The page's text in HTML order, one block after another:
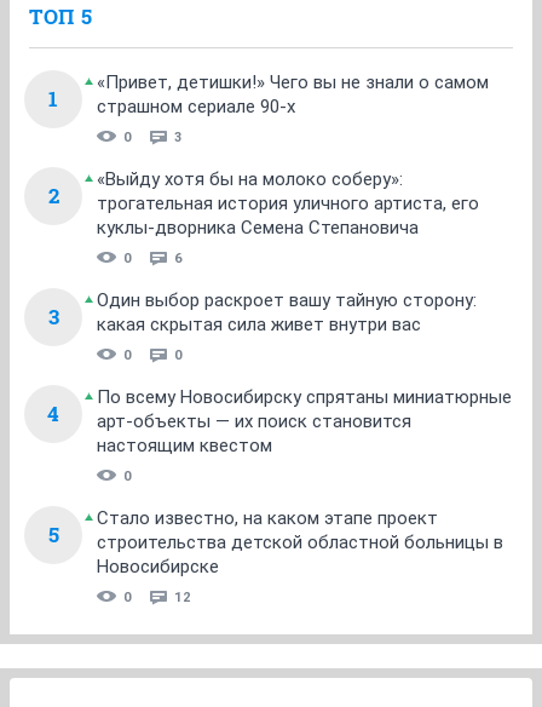
ТОП 5
1
«Привет, детишки!» Чего вы не знали о самом
страшном сериале 90-х
0 3
2
«Выйду хотя бы на молоко соберу»:
трогательная история уличного артиста, его
куклы-дворника Семена Степановича
0 6
3
Один выбор раскроет вашу тайную сторону:
какая скрытая сила живет внутри вас
0 0
4
По всему Новосибирску спрятаны миниатюрные
арт-объекты — их поиск становится
настоящим квестом
0
5
Стало известно, на каком этапе проект
строительства детской областной больницы в
Новосибирске
0 12